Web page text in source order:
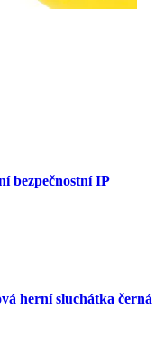
bezpečnostní IP
herní sluchátka černá